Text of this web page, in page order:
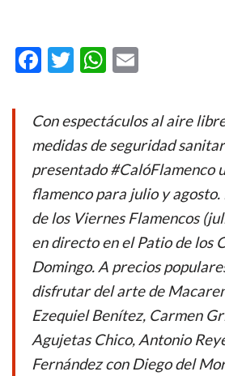
F
e
b
o
o
k
T
itt
er
W
at
s
A
p
p
ail
Con espectáculos al aire
medidas de seguridad
presentado #CalóFlamenco
flamenco para julio y
de los Viernes Flamencos
en directo en el Patio de los
Domingo. A precios
disfrutar del arte de
Ezequiel Benítez, Carmen
Agujetas Chico, Antonio
Fernández con Diego del